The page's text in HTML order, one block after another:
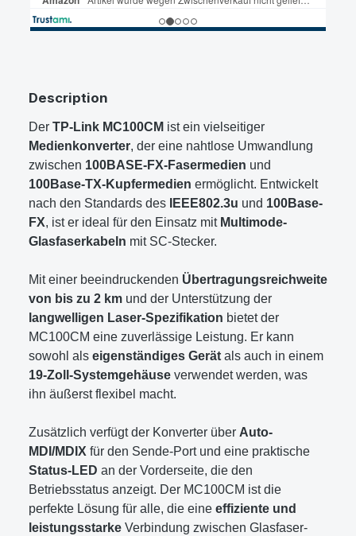
Description
Der TP-Link MC100CM ist ein vielseitiger
Medienkonverter, der eine nahtlose Umwandlung
zwischen 100BASE-FX-Fasermedien und
100Base-TX-Kupfermedien ermöglicht. Entwickelt
nach den Standards des
IEEE802.3u und 100Base-
FX, ist er ideal für den Einsatz mit Multimode-
Glasfaserkabeln mit SC-Stecker.
Mit einer beeindruckenden Übertragungsreichweite
von bis zu 2 km und der Unterstützung der
langwelligen Laser-Spezifikation bietet der
MC100CM eine zuverlässige Leistung. Er kann
sowohl als eigenständiges Gerät als auch in einem
19-Zoll-Systemgehäuse verwendet werden, was
ihn äußerst flexibel macht.
Zusätzlich verfügt der Konverter über Auto-
MDI/MDIX für den Sende-Port und eine praktische
Status-LED an der Vorderseite, die den
Betriebsstatus anzeigt. Der MC100CM ist die
perfekte Lösung für alle, die eine effiziente und
leistungsstarke Verbindung zwischen Glasfaser-